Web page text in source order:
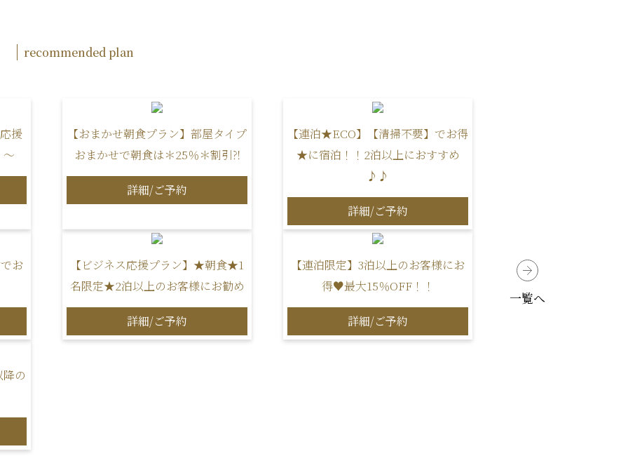
recommended plan
援
～
【おまかせ朝食プラン】部屋タイプ
おまかせで朝食は＊25％＊割引⁈
詳細/ご予約
【連泊★ECO】【清掃不要】でお得
★に宿泊！！2泊以上におすすめ
♪♪
詳細/ご予約
お
【ビジネス応援プラン】★朝食★1
名限定★2泊以上のお客様にお勧め
詳細/ご予約
【連泊限定】3泊以上のお客様にお
得♥最大15％OFF！！
詳細/ご予約
の
一覧へ